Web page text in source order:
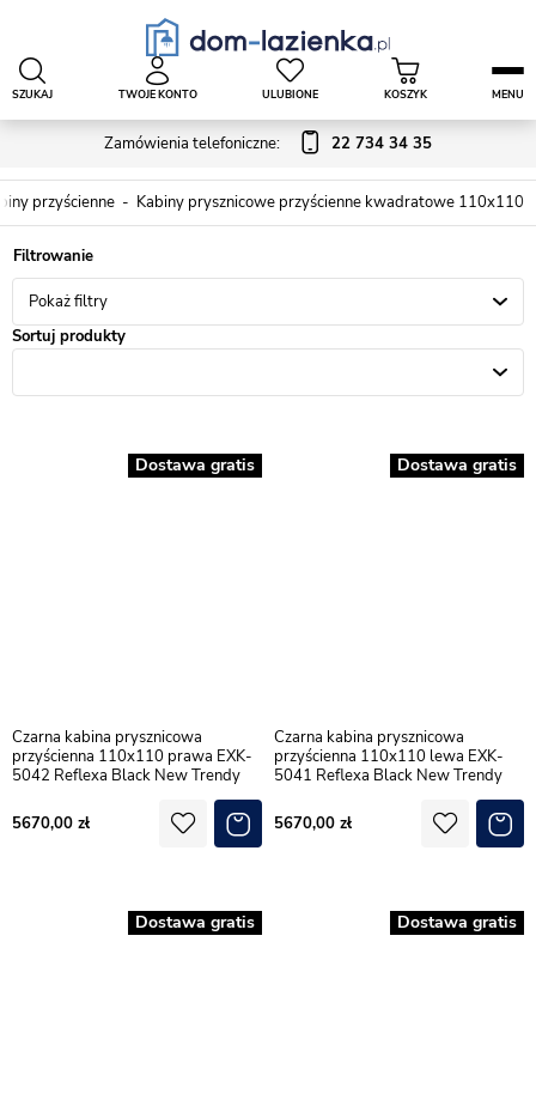
Zamówienia telefoniczne: 22 734 34 35
SZUKAJ TWOJE KONTO ULUBIONE KOSZYK MENU
przyścienne Kabiny prysznicowe przyścienne kwadratowe 110x110
Pokaż filtry
Sortuj produkty
Czarna kabina prysznicowa
przyścienna 110x110 prawa EXK-
5042 Reflexa Black New Trendy
5670,00
Dostawa gratis
Czarna kabina prysznicowa
przyścienna 110x110 lewa EXK-
5041 Reflexa Black New Trendy
5670,00
Dostawa gratis
Dostawa gratis Dostawa gratis